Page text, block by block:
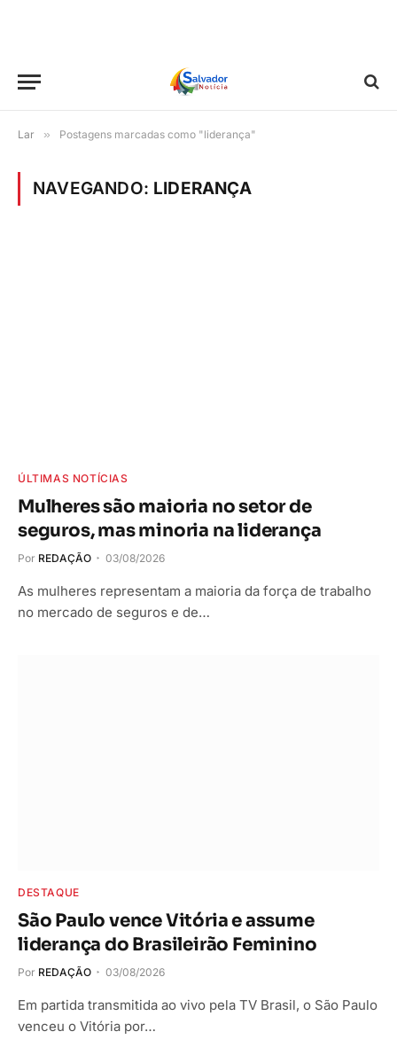
Lar » Postagens marcadas como "liderança"
NAVEGANDO: LIDERANÇA
ÚLTIMAS NOTÍCIAS
Mulheres são maioria no setor de
seguros, mas minoria na liderança
Por REDAÇÃO 03/08/2026
As mulheres representam a maioria da força de trabalho
no mercado de seguros e de…
DESTAQUE
São Paulo vence Vitória e assume
liderança do Brasileirão Feminino
Por REDAÇÃO 03/08/2026
Em partida transmitida ao vivo pela TV Brasil, o São Paulo
venceu o Vitória por…